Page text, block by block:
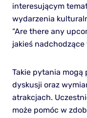
interesującym
wydarzenia
“Are there any
jakieś nadchodzące
Takie pytania
dyskusji oraz
atrakcjach.
może pomóc w